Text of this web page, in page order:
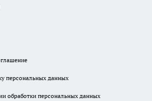
персональных данных
обработки персональных данных